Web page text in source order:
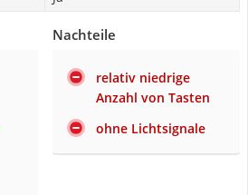
Nachteile
relativ niedrige
Anzahl von Tasten
ohne Lichtsignale